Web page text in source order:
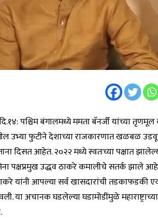
पश्चिम बंगालमध्ये ममता बॅनर्जी यांच्या
उभ्या फुटीने देशाच्या राजकारणात खळबळ
दिसत आहेत. २०२२ मध्ये स्वतःच्या पक्षात
पक्षप्रमुख उद्धव ठाकरे कमालीचे सतर्क झाले
यांनी आपल्या सर्व खासदारांची
या अचानक घडलेल्या घडामोडींमुळे